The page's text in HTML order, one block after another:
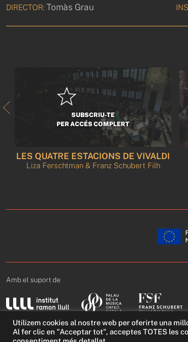
DIRECTOR: Tomàs Grau
SUBSCRIU-TE
PER ACCÉS COMPLERT
LES QUATRE ESTACIONS DE VIVALDI
Liza Ferschtman & Franz Schubert Filh
Amb el suport de
Utilizem cookies al nostre web per oferirte una
Al fer clic en "Acceptar tot", acceptes TOTES les